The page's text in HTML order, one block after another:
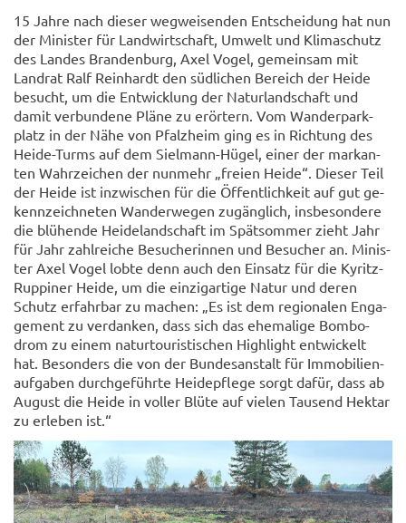
15 Jahre nach die­ser weg­wei­sen­den Ent­schei­dung hat nun
der Mi­nis­ter für Land­wirt­schaft, Um­welt und Kli­ma­schutz
des Lan­des Bran­den­burg, Axel Vogel, ge­mein­sam mit
Land­rat Ralf Rein­hardt den süd­li­chen Be­reich der Heide
be­sucht, um die Ent­wick­lung der Na­tur­land­schaft und
damit ver­bun­de­ne Pläne zu er­ör­tern. Vom Wan­der­park­
platz in der Nähe von Pfalz­heim ging es in Rich­tung des
Heide-​Turms auf dem Sielmann-​Hügel, einer der mar­kan­
ten Wahr­zei­chen der nun­mehr „frei­en Heide“. Die­ser Teil
der Heide ist in­zwi­schen für die Öf­fent­lich­keit auf gut ge­
kenn­zeich­ne­ten Wan­der­we­gen zu­gäng­lich, ins­be­son­de­re
die blü­hen­de Hei­de­land­schaft im Spät­som­mer zieht Jahr
für Jahr zahl­rei­che Be­su­che­rin­nen und Be­su­cher an. Mi­nis­
ter Axel Vogel lobte denn auch den Ein­satz für die Kyritz-​
Ruppiner Heide, um die ein­zig­ar­ti­ge Natur und deren
Schutz er­fahr­bar zu ma­chen: „Es ist dem re­gio­na­len En­ga­
ge­ment zu ver­dan­ken, dass sich das ehe­ma­li­ge Bom­bo­
drom zu einem na­tur­tou­ris­ti­schen High­light ent­wi­ckelt
hat. Be­son­ders die von der Bun­des­an­stalt für Im­mo­bi­li­en­
auf­ga­ben durch­ge­führ­te Hei­de­pfle­ge sorgt dafür, dass ab
Au­gust die Heide in vol­ler Blüte auf vie­len Tau­send Hekt­ar
zu er­le­ben ist.“